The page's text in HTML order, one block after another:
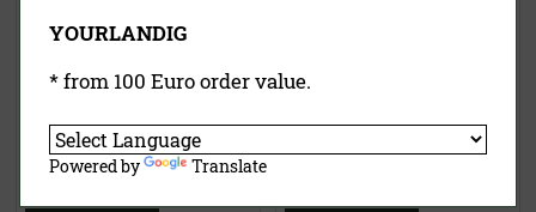
15,95 €
inklusive MwSt.exkl.
YOURLANDIG
* from 100 Euro order value.
Powered by Translate